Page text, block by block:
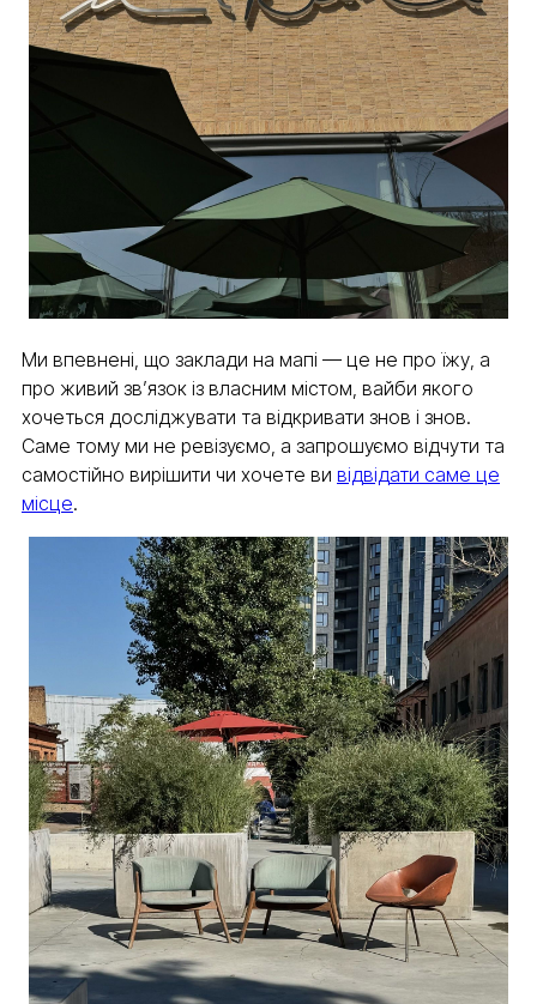
Ми впевнені, що заклади на мапі — це не про їжу, а
про живий зв’язок із власним містом, вайби якого
хочеться досліджувати та відкривати знов і знов.
Саме тому ми не ревізуємо, а запрошуємо відчути та
самостійно вирішити чи хочете ви відвідати саме це
місце.